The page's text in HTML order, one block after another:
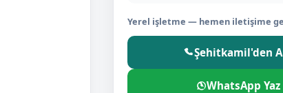
Yerel işletme — hemen iletişime
Şehitkamil'den
WhatsApp Yaz